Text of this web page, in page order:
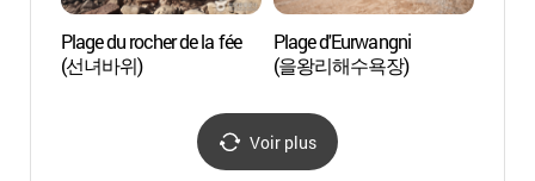
Plage du rocher de la fée
(선녀바위)
Plage d'Eurwangni
(을왕리해수욕장)
Voir plus